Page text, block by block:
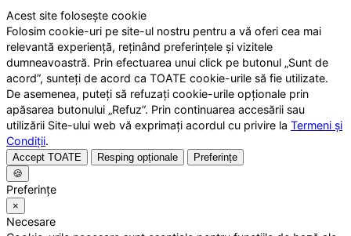
Acest site folosește cookie
Folosim cookie-uri pe site-ul nostru pentru a vă oferi cea mai
relevantă experiență, reținând preferințele și vizitele
dumneavoastră. Prin efectuarea unui click pe butonul „Sunt de
acord”, sunteți de acord ca TOATE cookie-urile să fie utilizate.
De asemenea, puteți să refuzați cookie-urile opționale prin
apăsarea butonului „Refuz”. Prin continuarea accesării sau
utilizării Site-ului web vă exprimați acordul cu privire la Termeni și
Condiții.
Accept TOATE Resping opționale
Preferințe
🍪
Preferințe
×
Necesare